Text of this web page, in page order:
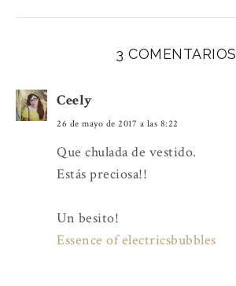
3 COMENTARIOS
Ceely
26 de mayo de 2017 a las 8:22
Que chulada de vestido.
Estás preciosa!!
Un besito!
Essence of electricsbubbles